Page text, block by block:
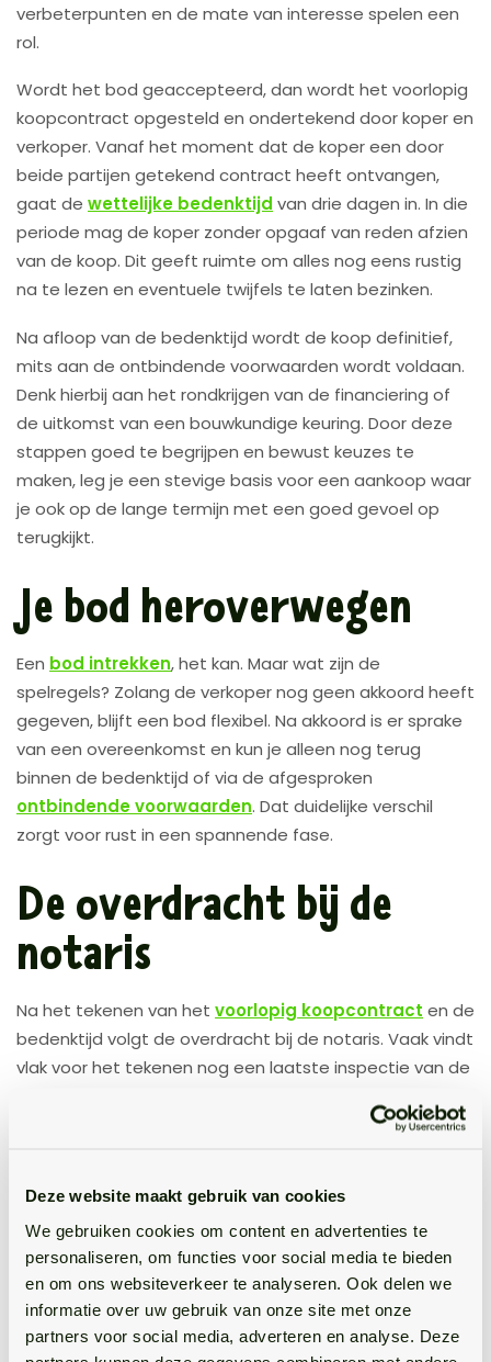
Deze website maakt gebruik van cookies
We gebruiken cookies om content en advertenties te
personaliseren, om functies voor social media te bieden
en om ons websiteverkeer te analyseren. Ook delen we
informatie over uw gebruik van onze site met onze
partners voor social media, adverteren en analyse. Deze
verbeterpunten en de mate van interesse spelen een
rol.
Wordt het bod geaccepteerd, dan wordt het voorlopig
koopcontract opgesteld en ondertekend door koper en
verkoper. Vanaf het moment dat de koper een door
beide partijen getekend contract heeft ontvangen,
gaat de wettelijke bedenktijd van drie dagen in. In die
periode mag de koper zonder opgaaf van reden afzien
van de koop. Dit geeft ruimte om alles nog eens rustig
na te lezen en eventuele twijfels te laten bezinken.
Na afloop van de bedenktijd wordt de koop definitief,
mits aan de ontbindende voorwaarden wordt voldaan.
Denk hierbij aan het rondkrijgen van de financiering of
de uitkomst van een bouwkundige keuring. Door deze
stappen goed te begrijpen en bewust keuzes te
maken, leg je een stevige basis voor een aankoop waar
je ook op de lange termijn met een goed gevoel op
terugkijkt.
Je bod heroverwegen
Een bod intrekken, het kan. Maar wat zijn de
spelregels? Zolang de verkoper nog geen akkoord heeft
gegeven, blijft een bod flexibel. Na akkoord is er sprake
van een overeenkomst en kun je alleen nog terug
binnen de bedenktijd of via de afgesproken
ontbindende voorwaarden. Dat duidelijke verschil
zorgt voor rust in een spannende fase.
De overdracht bij de
notaris
Na het tekenen van het voorlopig koopcontract en de
bedenktijd volgt de overdracht bij de notaris. Vaak vindt
vlak voor het tekenen nog een laatste inspectie van de
afgesproken. Dit is het moment waarop de woning
controleert of alles juridisch klopt. Op de dag van
overdracht worden deze akten ondertekend en wordt
de koopsom via de notaris geregeld. Naast de
koopsom zijn er bij het kopen van een huis ook
bijkomende kosten, zoals overdrachtsbelasting,
notariskosten en kosten voor de hypotheek. Zodra de